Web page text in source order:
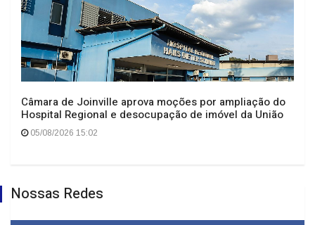
Câmara de Joinville aprova moções por ampliação do
Hospital Regional e desocupação de imóvel da União
05/08/2026 15:02
Nossas Redes